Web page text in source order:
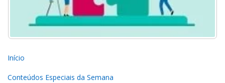
Início
Conteúdos Especiais da Semana